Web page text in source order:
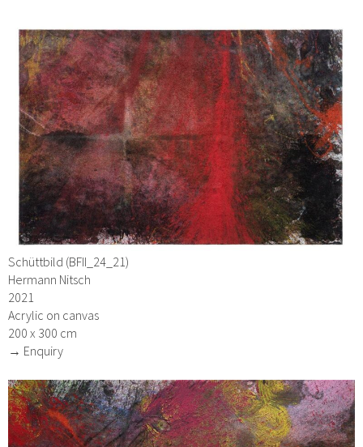
Schüttbild (BFII_24_21)
Hermann Nitsch
2021
Acrylic on canvas
200 x 300 cm
→ Enquiry